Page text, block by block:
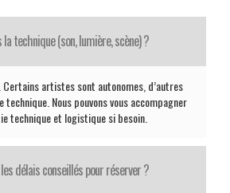
la technique (son, lumière, scène) ?
Certains artistes sont autonomes, d’autres
technique. Nous pouvons vous accompagner
technique et logistique si besoin.
délais conseillés pour réserver ?